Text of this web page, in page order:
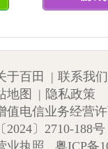
于百田 | 联系我们
地图
| 隐私政策
值电信业务经营
〔2024〕2710-188号
业执照
粤ICP备